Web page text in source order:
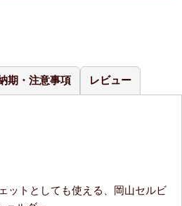
期・注意事項 レビュー
ットとしても使える、岡山セルビ